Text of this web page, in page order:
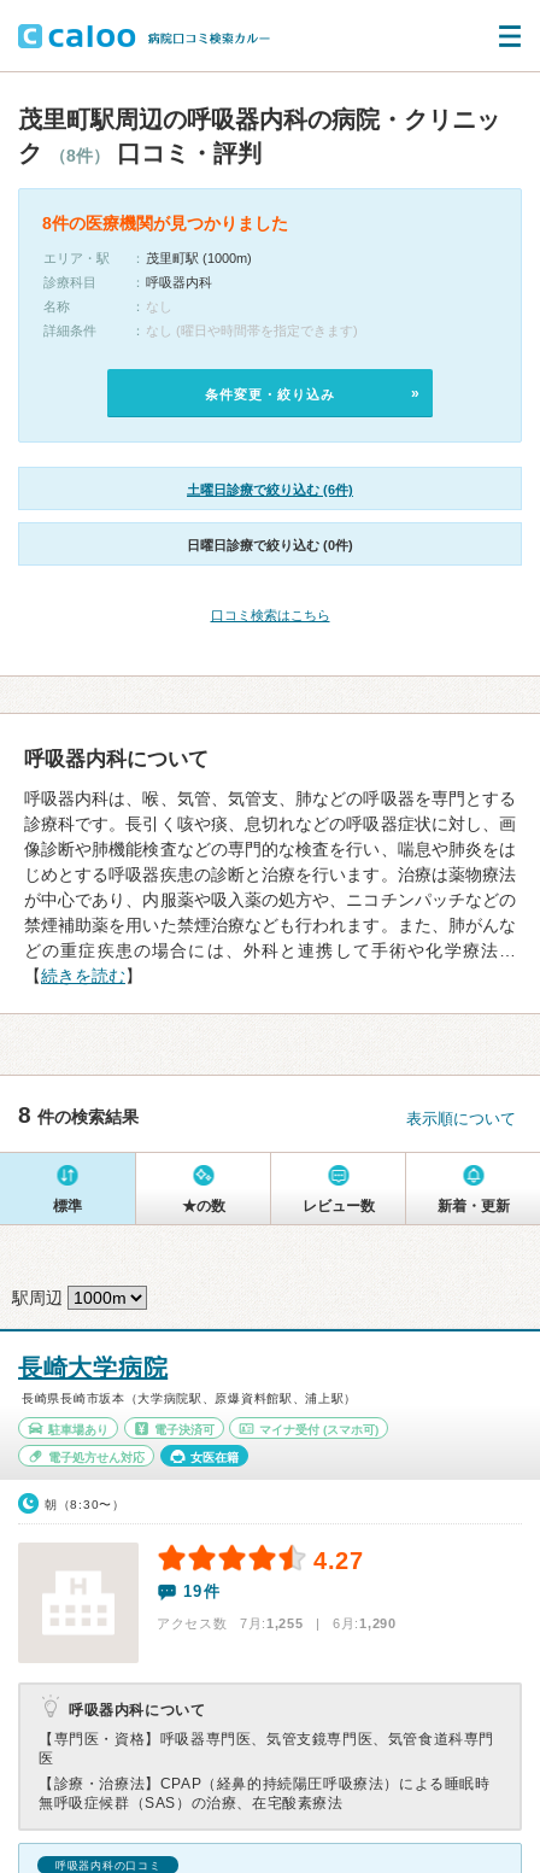
茂里町駅周辺の呼吸器内科の病院・クリニッ
ク
（8件） 口コミ・評判
8件の医療機関が見つかりました
エリア・駅
茂里町駅 (1000m)
診療科目
呼吸器内科
名称
なし
詳細条件
なし (曜日や時間帯を指定できます)
条件変更・絞り込み
土曜日診療で絞り込む (6件)
日曜日診療で絞り込む (0件)
口コミ検索はこちら
呼吸器内科について
呼吸器内科は、喉、気管、気管支、肺などの呼吸器を専門とする
診療科です。長引く咳や痰、息切れなどの呼吸器症状に対し、画
像診断や肺機能検査などの専門的な検査を行い、喘息や肺炎をは
じめとする呼吸器疾患の診断と治療を行います。治療は薬物療法
が中心であり、内服薬や吸入薬の処方や、ニコチンパッチなどの
禁煙補助薬を用いた禁煙治療なども行われます。また、肺がんな
どの重症疾患の場合には、外科と連携して手術や化学療法…
【続きを読む】
8 件の検索結果 表示順について
標準 ★の数 レビュー数 新着・更新
駅周辺
長崎大学病院
長崎県長崎市坂本（大学病院駅、原爆資料館駅、浦上駅）
駐車場あり 電子決済可 マイナ受付 (スマホ可)
電子処方せん対応 女医在籍
朝（8:30〜）
4.27
19件
アクセス数 7月:1,255 | 6月:1,290
呼吸器内科について
【専門医・資格】 呼吸器専門医、気管支鏡専門医、気管食道科専門
医
【診療・治療法】 CPAP（経鼻的持続陽圧呼吸療法）による睡眠時
無呼吸症候群（SAS）の治療、在宅酸素療法
呼吸器内科の口コミ